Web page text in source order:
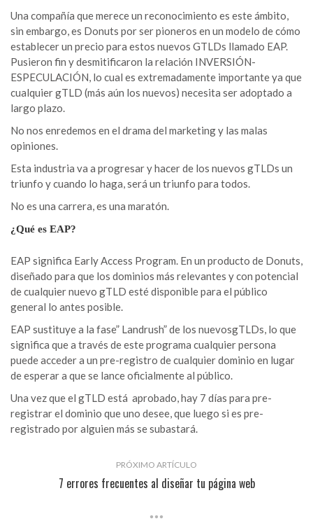
Una compañía que merece un reconocimiento es este ámbito,
sin embargo, es Donuts por ser pioneros en un modelo de cómo
establecer un precio para estos nuevos GTLDs llamado EAP.
Pusieron fin y desmitificaron la relación INVERSIÓN-
ESPECULACIÓN, lo cual es extremadamente importante ya que
cualquier gTLD (más aún los nuevos) necesita ser adoptado a
largo plazo.
No nos enredemos en el drama del marketing y las malas
opiniones.
Esta industria va a progresar y hacer de los nuevos gTLDs un
triunfo y cuando lo haga, será un triunfo para todos.
No es una carrera, es una maratón.
¿Qué es EAP?
EAP significa Early Access Program. En un producto de Donuts,
diseñado para que los dominios más relevantes y con potencial
de cualquier nuevo gTLD esté disponible para el público
general lo antes posible.
EAP sustituye a la fase” Landrush” de los nuevosgTLDs, lo que
significa que a través de este programa cualquier persona
puede acceder a un pre-registro de cualquier dominio en lugar
de esperar a que se lance oficialmente al público.
Una vez que el gTLD está aprobado, hay 7 días para pre-
registrar el dominio que uno desee, que luego si es pre-
registrado por alguien más se subastará.
PRÓXIMO ARTÍCULO
7 errores frecuentes al diseñar tu página web